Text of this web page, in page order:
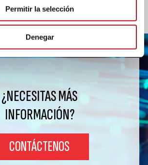
Permitir la selección
Denegar
¿NECESITAS MÁS
INFORMACIÓN?
CONTÁCTENOS